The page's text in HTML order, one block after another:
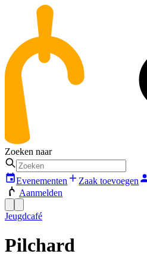
Zoeken naar
Evenementen Zaak toevoegen
Aanmelden
Jeugdcafé
Pilchard